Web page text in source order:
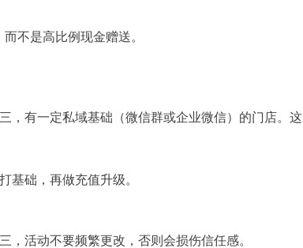
不是高比例现金赠送。
，有一定私域基础（微信群或企业微信）的门店。这
基础，再做充值升级。
活动不要频繁更改，否则会损伤信任感。